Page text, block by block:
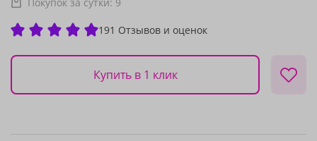
191 Отзывов и оценок
Купить в 1 клик